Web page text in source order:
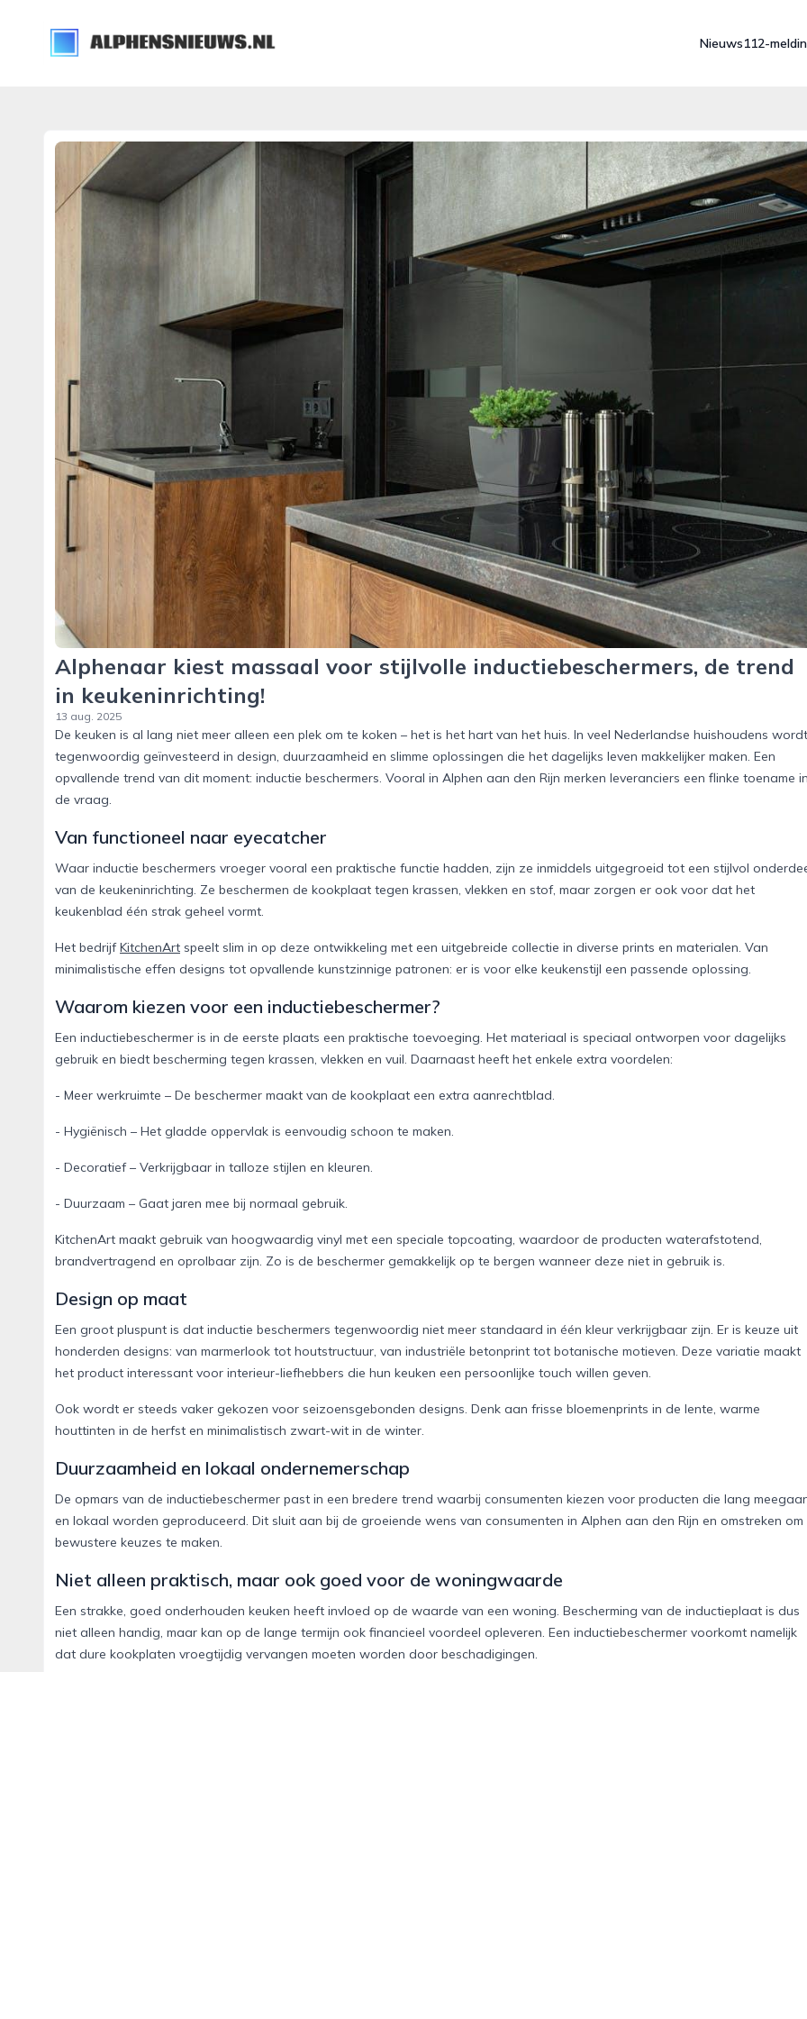
alphensnieuws.nl
Nieuws112-
Alphenaar kiest massaal voor stijlvolle inductiebeschermers, de trend
in keukeninrichting!
13 aug. 2025
De keuken is al lang niet meer alleen een plek om te koken – het is het hart van het huis. In veel Nederlandse huishoudens wordt
tegenwoordig geïnvesteerd in design, duurzaamheid en slimme oplossingen die het dagelijks leven makkelijker maken. Een
opvallende trend van dit moment: inductie beschermers. Vooral in Alphen aan den Rijn merken leveranciers een flinke toename
de vraag.
Van functioneel naar eyecatcher
Waar inductie beschermers vroeger vooral een praktische functie hadden, zijn ze inmiddels uitgegroeid tot een stijlvol
van de keukeninrichting. Ze beschermen de kookplaat tegen krassen, vlekken en stof, maar zorgen er ook voor dat het
keukenblad één strak geheel vormt.
Het bedrijfKitchenArt speelt slim in op deze ontwikkeling met een uitgebreide collectie in diverse prints en materialen. Van
minimalistische effen designs tot opvallende kunstzinnige patronen: er is voor elke keukenstijl een passende oplossing.
Waarom kiezen voor een inductiebeschermer?
Een inductiebeschermer is in de eerste plaats een praktische toevoeging. Het materiaal is speciaal ontworpen voor dagelijks
gebruik en biedt bescherming tegen krassen, vlekken en vuil. Daarnaast heeft het enkele extra voordelen:
- Meer werkruimte – De beschermer maakt van de kookplaat een extra aanrechtblad.
- Hygiënisch – Het gladde oppervlak is eenvoudig schoon te maken.
- Decoratief – Verkrijgbaar in talloze stijlen en kleuren.
- Duurzaam – Gaat jaren mee bij normaal gebruik.
KitchenArt maakt gebruik van hoogwaardig vinyl met een speciale topcoating, waardoor de producten waterafstotend,
brandvertragend en oprolbaar zijn. Zo is de beschermer gemakkelijk op te bergen wanneer deze niet in gebruik is.
Design op maat
Een groot pluspunt is dat inductie beschermers tegenwoordig niet meer standaard in één kleur verkrijgbaar zijn. Er is keuze uit
honderden designs: van marmerlook tot houtstructuur, van industriële betonprint tot botanische motieven. Deze variatie maakt
het product interessant voor interieur-liefhebbers die hun keuken een persoonlijke touch willen geven.
Ook wordt er steeds vaker gekozen voor seizoensgebonden designs. Denk aan frisse bloemenprints in de lente, warme
houttinten in de herfst en minimalistisch zwart-wit in de winter.
Duurzaamheid en lokaal ondernemerschap
De opmars van de inductiebeschermer past in een bredere trend waarbij consumenten kiezen voor producten die lang
en lokaal worden geproduceerd. Dit sluit aan bij de groeiende wens van consumenten in Alphen aan den Rijn en omstreken om
bewustere keuzes te maken.
Niet alleen praktisch, maar ook goed voor de woningwaarde
Een strakke, goed onderhouden keuken heeft invloed op de waarde van een woning. Bescherming van de inductieplaat is dus
niet alleen handig, maar kan op de lange termijn ook financieel voordeel opleveren. Een inductiebeschermer voorkomt namelijk
dat dure kookplaten vroegtijdig vervangen moeten worden door beschadigingen.